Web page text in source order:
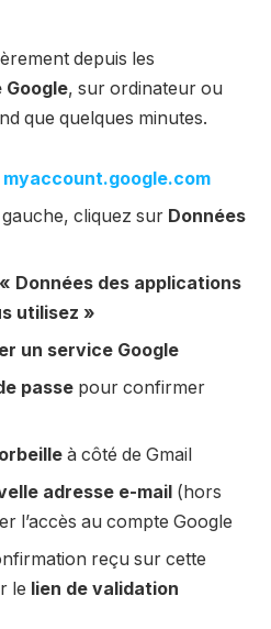
depuis les
, sur ordinateur ou
que quelques minutes.
myaccount.google.com
cliquez sur Données
« Données des applications
utilisez »
un service Google
passe pour confirmer
à côté de Gmail
adresse e-mail (hors
l’accès au compte Google
reçu sur cette
le lien de validation